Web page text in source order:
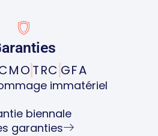
TRC GFA
immatériel
biennale
garanties